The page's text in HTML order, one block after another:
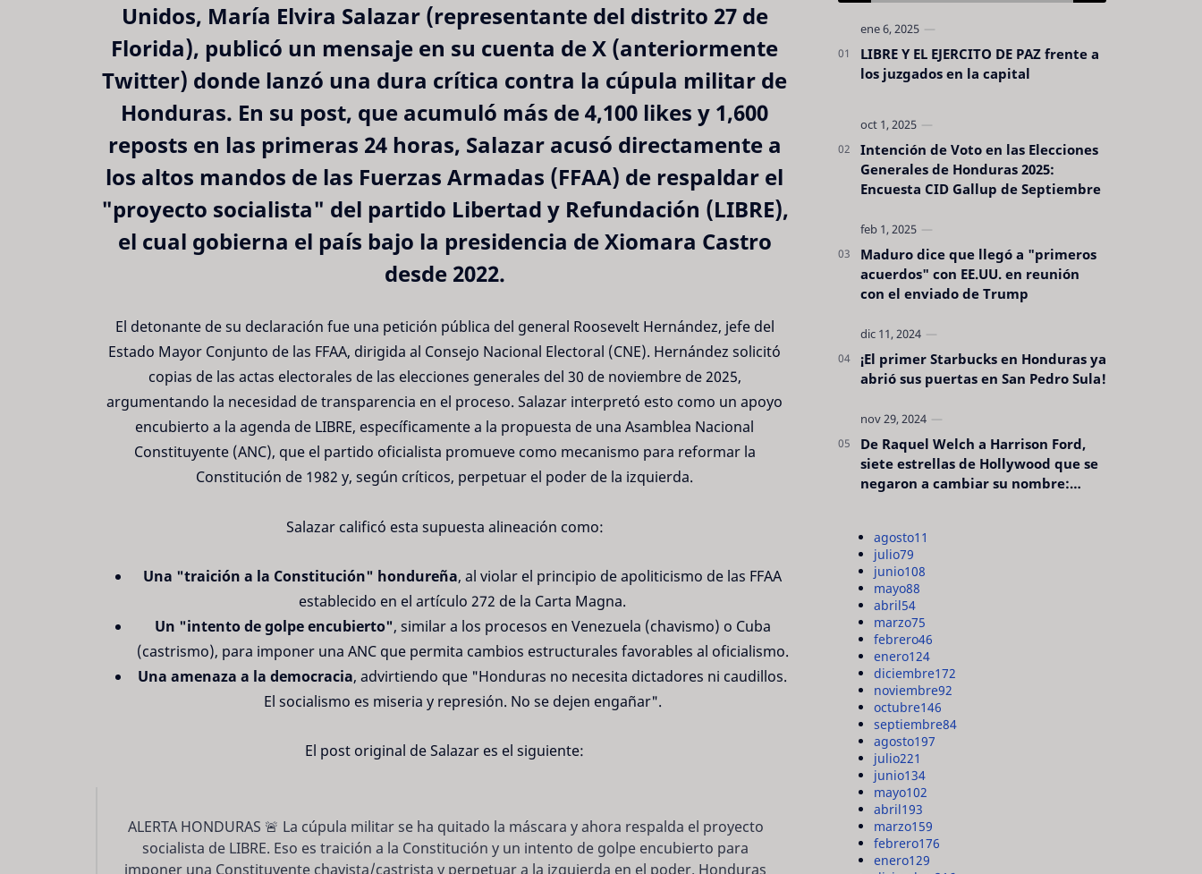
Unidos, María Elvira Salazar (representante del distrito 27 de
Florida), publicó un mensaje en su cuenta de X (anteriormente
Twitter) donde lanzó una dura crítica contra la cúpula militar de
Honduras. En su post, que acumuló más de 4,100 likes y 1,600
reposts en las primeras 24 horas, Salazar acusó directamente a
los altos mandos de las Fuerzas Armadas (FFAA) de respaldar el
"proyecto socialista" del partido Libertad y Refundación (LIBRE),
el cual gobierna el país bajo la presidencia de Xiomara Castro
desde 2022.
El detonante de su declaración fue una petición pública del general Roosevelt Hernández, jefe del
Estado Mayor Conjunto de las FFAA, dirigida al Consejo Nacional Electoral (CNE). Hernández solicitó
copias de las actas electorales de las elecciones generales del 30 de noviembre de 2025,
argumentando la necesidad de transparencia en el proceso. Salazar interpretó esto como un apoyo
encubierto a la agenda de LIBRE, específicamente a la propuesta de una Asamblea Nacional
Constituyente (ANC), que el partido oficialista promueve como mecanismo para reformar la
Constitución de 1982 y, según críticos, perpetuar el poder de la izquierda.
Salazar calificó esta supuesta alineación como:
Una "traición a la Constitución" hondureña, al violar el principio de apoliticismo de las FFAA
establecido en el artículo 272 de la Carta Magna.
Un "intento de golpe encubierto", similar a los procesos en Venezuela (chavismo) o Cuba
(castrismo), para imponer una ANC que permita cambios estructurales favorables al oficialismo.
Una amenaza a la democracia, advirtiendo que "Honduras no necesita dictadores ni caudillos.
El socialismo es miseria y represión. No se dejen engañar".
El post original de Salazar es el siguiente:
ALERTA HONDURAS 🚨 La cúpula militar se ha quitado la máscara y ahora respalda el proyecto
socialista de LIBRE. Eso es traición a la Constitución y un intento de golpe encubierto para
imponer una Constituyente chavista/castrista y perpetuar a la izquierda en el poder. Honduras
LIBRE Y EL EJERCITO DE PAZ frente a
los juzgados en la capital
Intención de Voto en las Elecciones
Generales de Honduras 2025:
Encuesta CID Gallup de Septiembre
Maduro dice que llegó a "primeros
acuerdos" con EE.UU. en reunión
con el enviado de Trump
¡El primer Starbucks en Honduras ya
abrió sus puertas en San Pedro Sula!
De Raquel Welch a Harrison Ford,
siete estrellas de Hollywood que se
negaron a cambiar su nombre:
agosto11
julio79
junio108
mayo88
abril54
marzo75
febrero46
enero124
diciembre172
noviembre92
octubre146
septiembre84
agosto197
julio221
junio134
mayo102
abril193
marzo159
febrero176
enero129